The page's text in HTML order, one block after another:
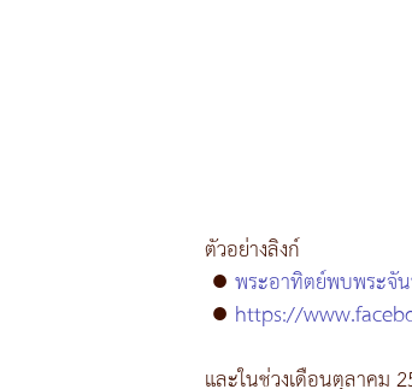
ตัวอย่างลิงก์
● พระอาทิตย์พบพระจั
● https://
และในช่วงเดือนตุลาคม